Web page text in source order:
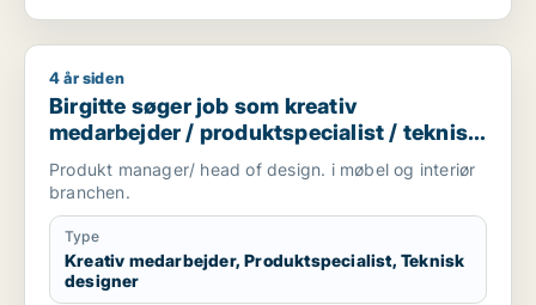
Birgitte søger job som kreativ medarbejder /
4 år siden
Birgitte søger job som kreativ
medarbejder / produktspecialist / teknisk
designer
Produkt manager/ head of design. i møbel og interiør
branchen.
Type
Kreativ medarbejder, Produktspecialist, Teknisk
designer